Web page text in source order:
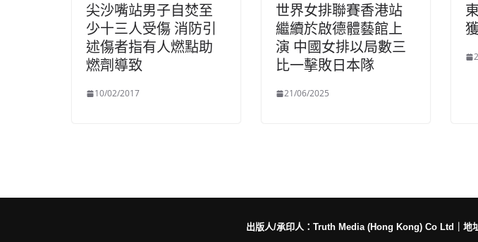
尖沙嘴站男子自焚至
少十三人受傷 消防引
述傷者指有人燃點助
燃劑導致
10/02/2017
世界女排聯賽香港站
繼續於啟德體藝館上
演 中國女排以局數三
比一擊敗日本隊
21/06/2025
出版人/承印人：Truth Media (Hong Kong) Co Ltd 地